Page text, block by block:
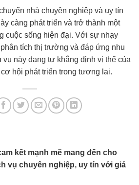
nhà chuyên nghiệp và uy tín
càng phát triển và trở thành một
cuộc sống hiện đại. Với sự nhạy
tích thị trường và đáp ứng nhu
vụ này đang tự khẳng định vị thế của
hội phát triển trong tương lai.
kết mạnh mẽ mang đến cho
vụ chuyên nghiệp, uy tín với giá